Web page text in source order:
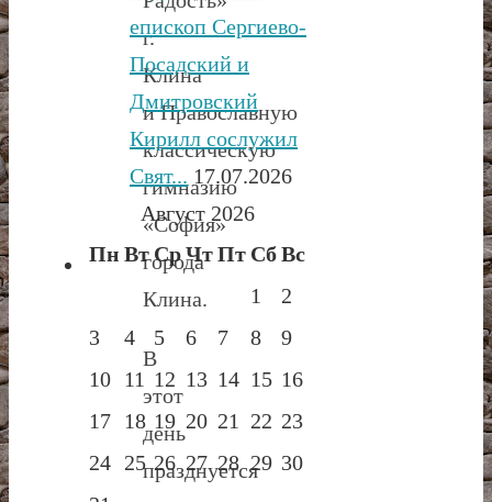
г.
Клина
и Православную
классическую
гимназию
«София»
города
Клина.
В
этот
день
празднуется
епископ Сергиево-
Посадский и
Дмитровский
Кирилл сослужил
Свят... 17.07.2026
Август 2026
Пн ВтСрЧтПт СбВс
1
2
3
4 5 6 7 8
9
10 11 12 13 14 15 16
17 18 19 20 21 22 23
24 25 26 27 28 29 30